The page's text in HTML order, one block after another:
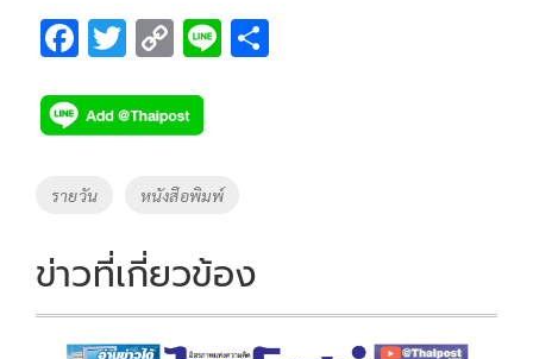
F
e
b
o
k
T
tt
er
C
p
y
Li
k
Li
Tags
รายวัน หนังสือพิมพ์
ข่าวที่เกี่ยวข้อง